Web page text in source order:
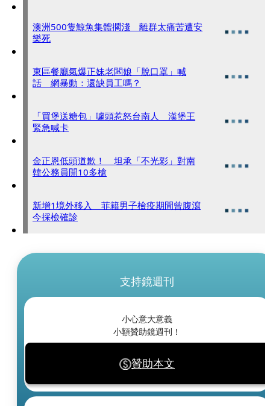
澳洲500隻鯨魚集體擱淺 離群太痛苦遭安
樂死
東區餐廳氣爆正妹老闆娘「脫口罩」喊
話 網暴動：還缺員工嗎？
「買堡送糖包」噱頭惹怒台南人 漢堡王
緊急喊卡
金正恩低頭道歉！ 坦承「不光彩」對南
韓公務員開10多槍
新增1境外移入 菲籍男子檢疫期間曾腹瀉
今採檢確診
支持鏡週刊
小心意大意義
小額贊助鏡週刊！
贊助本文